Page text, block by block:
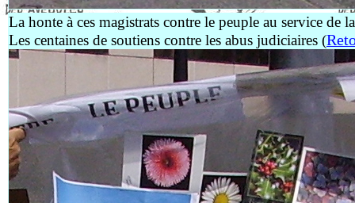
La honte à ces magistrats contre le peuple au service de
Les centaines de soutiens contre les abus judiciaires (